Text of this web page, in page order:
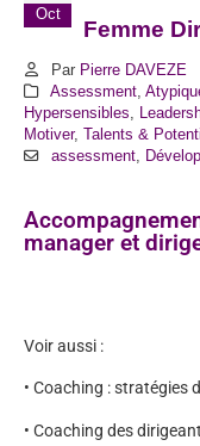
Oct
Femme
Par Pierre DAVEZE
Assessment,
Hypersensibles
Motiver, Talents &
assessment,
manager et
Voir aussi :
• Coaching : stratégies
• Coaching des